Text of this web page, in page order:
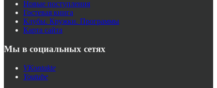
Новые поступления
Гостевая книга
Клубы. Кружки. Программы
Карта сайта
Мы в социальных сетях
VKontakte
Youtube